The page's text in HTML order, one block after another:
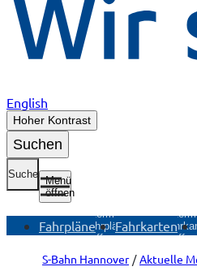
English
Hoher Kontrast
Suchen
Suche
Menü
öffnen
Fahrpläne
Untermenü
Fahrpläne
öffnen
Fahrkarten
S-Bahn Hannover Aktuelle